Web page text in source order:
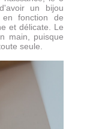
un bijou
en fonction de
et délicate. Le
main, puisque
seule.